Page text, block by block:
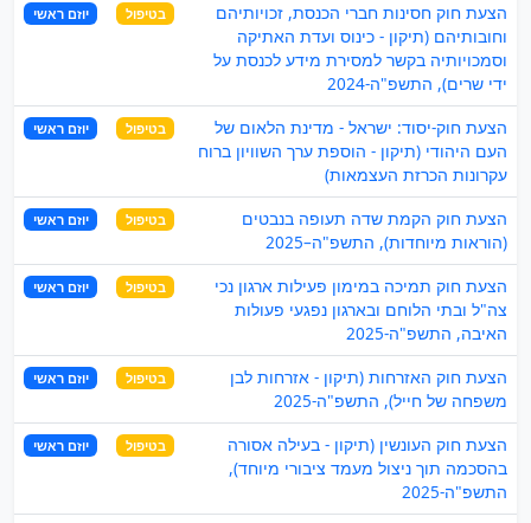
הצעת חוק חסינות חברי הכנסת, זכויותיהם
וחובותיהם (תיקון - כינוס ועדת האתיקה
וסמכויותיה בקשר למסירת מידע לכנסת על
ידי שרים), התשפ"ה-2024
בטיפול יוזם ראשי
הצעת חוק-יסוד: ישראל - מדינת הלאום של
העם היהודי (תיקון - הוספת ערך השוויון ברוח
עקרונות הכרזת העצמאות)
בטיפול יוזם ראשי
הצעת חוק הקמת שדה תעופה בנבטים
(הוראות מיוחדות), התשפ"ה–2025
בטיפול יוזם ראשי
הצעת חוק תמיכה במימון פעילות ארגון נכי
צה"ל ובתי הלוחם ובארגון נפגעי פעולות
האיבה, התשפ"ה-2025
בטיפול יוזם ראשי
הצעת חוק האזרחות (תיקון - אזרחות לבן
משפחה של חייל), התשפ"ה-2025
בטיפול יוזם ראשי
הצעת חוק העונשין (תיקון - בעילה אסורה
בהסכמה תוך ניצול מעמד ציבורי מיוחד),
התשפ"ה-2025
בטיפול יוזם ראשי